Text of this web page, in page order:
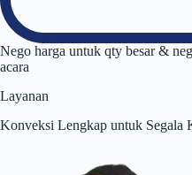
Nego harga untuk qty besar &
acara
Layanan
Konveksi Lengkap untuk Segala